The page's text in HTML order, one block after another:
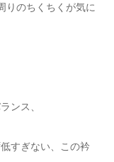
りのちくちくが気に
ンス、
すぎない、この衿